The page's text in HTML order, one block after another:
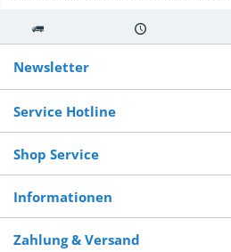
Kostenloser
Versand ab €
250,-
Versand innerhalb von
Newsletter
Service Hotline
Shop Service
Informationen
Zahlung & Versand